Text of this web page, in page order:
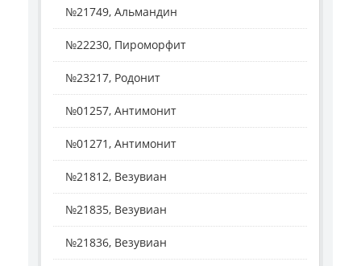
№21749, Альмандин
№22230, Пироморфит
№23217, Родонит
№01257, Антимонит
№01271, Антимонит
№21812, Везувиан
№21835, Везувиан
№21836, Везувиан